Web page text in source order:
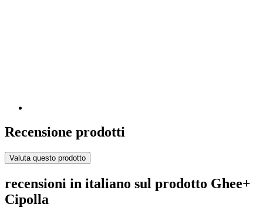
Recensione prodotti
Valuta questo prodotto
recensioni in italiano sul prodotto Ghee+
Cipolla